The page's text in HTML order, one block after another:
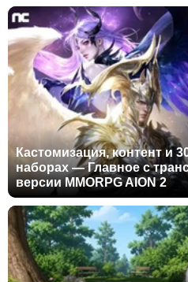
Кастомизация, контент и
наборах — Главное с
версии MMORPG AION 2